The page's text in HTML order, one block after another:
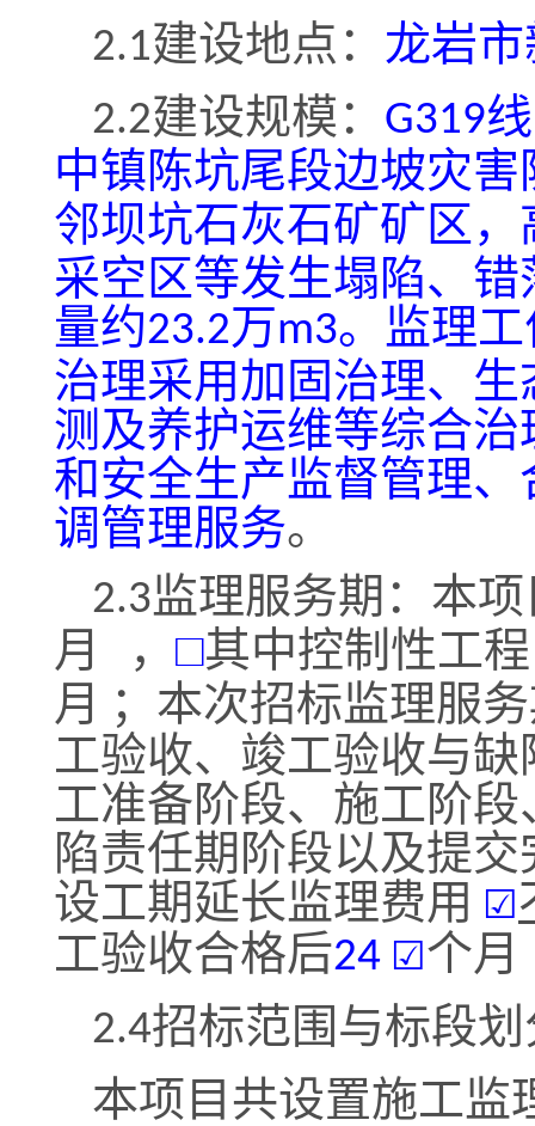
2.1建设地点： 龙岩
2.2建设规模： G319线
中镇陈坑尾段边坡灾
邻坝坑石灰石矿矿区，
采空区等发生塌陷、
量约23.2万m3。监理
治理采用加固治理、
测及养护运维等综合
和安全生产监督管理
调管理服务。
2.3监理服务期：本
月
， □其中控制性工
月 ；本次招标监理服
工验收、竣工验收与
工准备阶段、施工阶
陷责任期阶段以及提
设工期延长监理费用 ☑
工验收合格后24 ☑个月
2.4招标范围与标段
本项目共设置施工监